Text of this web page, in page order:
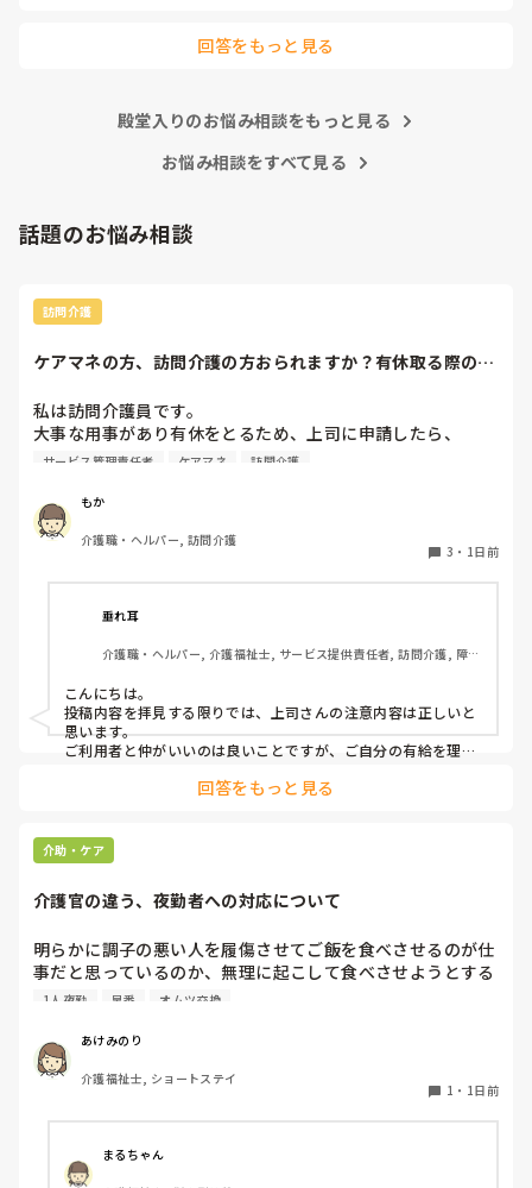
あたりまえの様に前残業・残業手当ては
あまりにも酷いと感じています。
皆さんのご意見を頂ければと思います。
回答をもっと見る
殿堂入りのお悩み相談をもっと見る
お悩み相談をすべて見る
話題のお悩み相談
訪問介護
ケアマネの方、訪問介護の方おられますか？有休取る際の、
私は訪問介護員です。
大事な用事があり有休をとるため、上司に申請したら、
代わりに訪問する職員を考えるとのこと。
話などもしたりと仲が良いため（←表現の仕方良くないかも
です、すみません）こういう理由で休みをとるから、代わり
の人になるけどいいかという相談をしていました。利用者か
わりはいらないから中止でいいよとのこと。このことを上司
に伝えたら、注意されました。
上司の注意内容
けない。
→ケアマネに中止になることを伝える時は、有休をとるから
中止になったとは言わないこと。「中止にさせてもらうこと
か？」と聞くようにして。
と言われました。
私の考え対応が間違えていますか？
サービス管理責任者 ケアマネ 訪問介護
もか
介護職・ヘルパー, 訪問介護
3 ・ 1日前
垂れ耳
介護職・ヘルパー, 介護福祉士, サービス提供責任者, 訪問介護, 障害
こんにちは。
投稿内容を拝見する限りでは、上司さんの注意内容は正しいと
思います。
ご利用者と仲がいいのは良いことですが、ご自分の有給を理由
それだけ、そのご利用者がもかさんのことを信頼されてるんで
ョン組めますよね。
回答をもっと見る
介助・ケア
介護官の違う、夜勤者への対応について
明らかに調子の悪い人を履傷させてご飯を食べさせるのが仕
事だと思っているのか、無理に起こして食べさせようとする
スタッフがいます。私が出勤して急変に気づき対応しました
（夜勤者）とか平気でドヤ顔でいます。
夜勤は1人夜勤です。その時はベトナム人と早番の2人体制で
したけども、どちらも急変対応に特化しておらず、この2人
惧してます。夜間はただオムツ交換変えればいい。トイレに
連れて行けばいい？寝るか寝ないか問題だみたい平気で言う
ので人員が少ないため入らせていますが、きちんと見守りの
1人夜勤 早番 オムツ交換
あけみのり
介護福祉士, ショートステイ
1 ・ 1日前
まるちゃん